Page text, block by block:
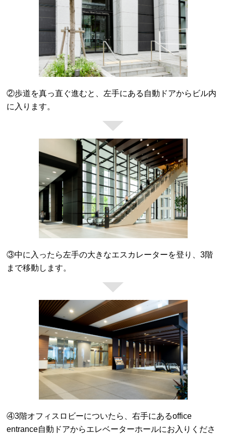
②歩道を真っ直ぐ進むと、左手にある自動ドアからビル内
に入ります。
③中に入ったら左手の大きなエスカレーターを登り、3階
まで移動します。
④3階オフィスロビーについたら、右手にあるoffice
entrance自動ドアからエレベーターホールにお入りくださ